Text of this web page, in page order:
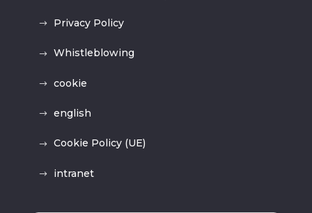
Privacy Policy
Whistleblowing
cookie
english
Cookie Policy (UE)
intranet